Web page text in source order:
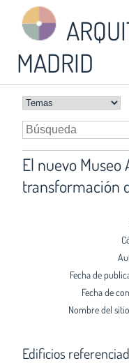
MADRID
El nuevo Museo
transformación
Fecha de
Fecha de
Nombre del
Edificios